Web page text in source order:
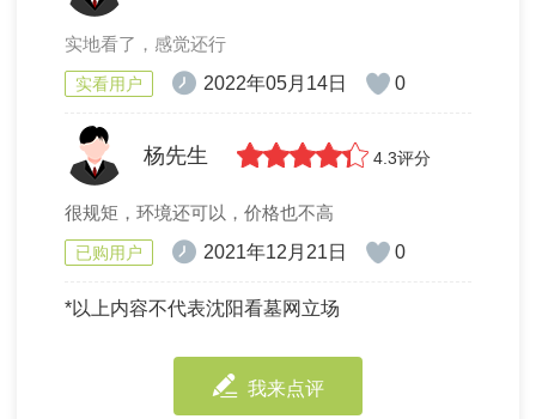
实地看了，感觉还行
实看用户 2022年05月14日 0
杨先生 4.3评分
很规矩，环境还可以，价格也不高
已购用户 2021年12月21日 0
*以上内容不代表沈阳看墓网立场
我来点评